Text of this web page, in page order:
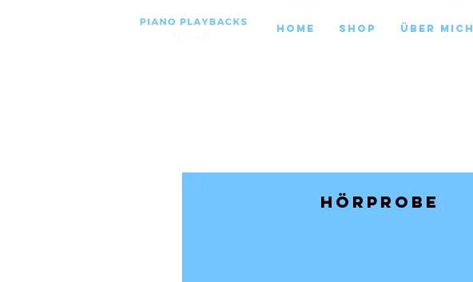
Home Shop Über mich
Hörprobe